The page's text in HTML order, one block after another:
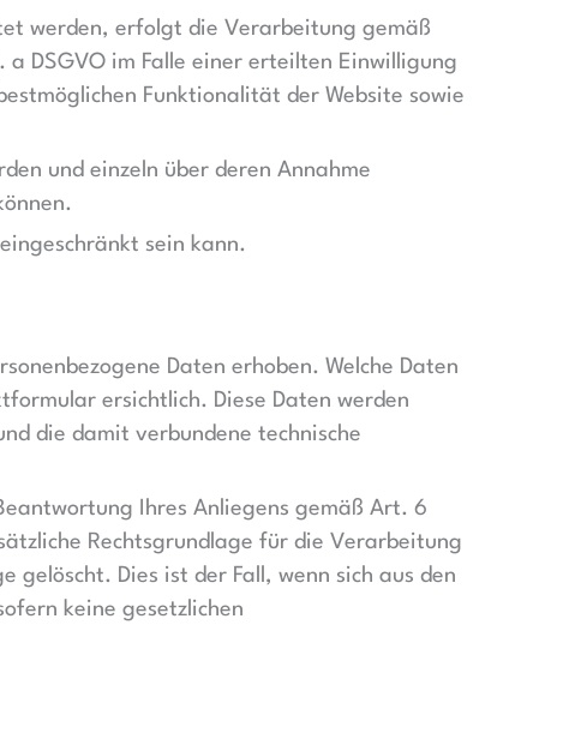
werden, erfolgt die Verarbeitung gemäß
DSGVO im Falle einer erteilten Einwilligung
Funktionalität der Website sowie
und einzeln über deren Annahme
sein kann.
Daten erhoben. Welche Daten
ersichtlich. Diese Daten werden
die damit verbundene technische
Ihres Anliegens gemäß Art. 6
Rechtsgrundlage für die Verarbeitung
gelöscht. Dies ist der Fall, wenn sich aus den
keine gesetzlichen